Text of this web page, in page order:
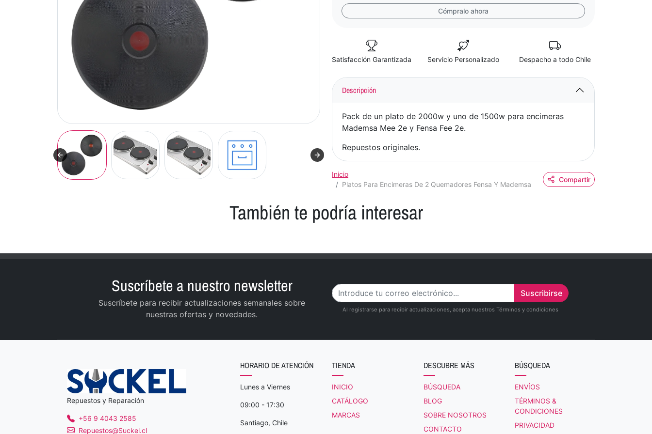
Cómpralo ahora
Satisfacción Garantizada Servicio Personalizado Despacho a todo Chile
Descripción
Pack de un plato de 2000w y uno de 1500w para encimeras
Mademsa Mee 2e y Fensa Fee 2e.
Repuestos originales.
Inicio
Platos Para Encimeras De 2 Quemadores Fensa Y Mademsa
Compartir
También te podría interesar
Suscríbete a nuestro newsletter
Suscríbete para recibir actualizaciones semanales sobre
nuestras ofertas y novedades.
Suscribirse
Al registrarse para recibir actualizaciones, acepta nuestros Términos y condiciones
Repuestos y Reparación
+56 9 4043 2585
Repuestos@Suckel.cl
HORARIO DE ATENCIÓN
Lunes a Viernes
09:00 - 17:30
Santiago, Chile
TIENDA
INICIO
CATÁLOGO
MARCAS
DESCUBRE MÁS
BÚSQUEDA
BLOG
SOBRE NOSOTROS
CONTACTO
BÚSQUEDA
ENVÍOS
TÉRMINOS &
CONDICIONES
PRIVACIDAD